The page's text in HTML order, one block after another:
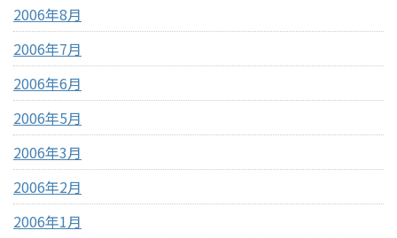
2006年8月
2006年7月
2006年6月
2006年5月
2006年3月
2006年2月
2006年1月